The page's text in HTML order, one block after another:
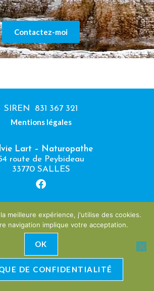
Contactez-moi
SIREN 831 367 321
Mentions légales
Lart –
Naturopathe
route de Peybideau
33770 SALLES
06 20 71 61 78
Site réalisé par L Com Lucie
meilleure expérience, j'utilise des cookies.
navigation implique votre acceptation.
OK
DE CONFIDENTIALITÉ